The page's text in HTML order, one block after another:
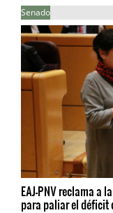
Senado
EAJ-PNV reclama a
para paliar el